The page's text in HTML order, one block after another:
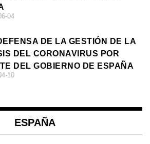
04
DE LA GESTIÓN DE LA
DEL CORONAVIRUS POR
DEL GOBIERNO DE ESPAÑA
10
ESPAÑA